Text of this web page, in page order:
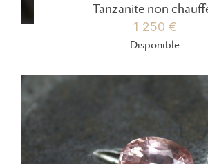
Tanzanite non
1 250 €
Disponible